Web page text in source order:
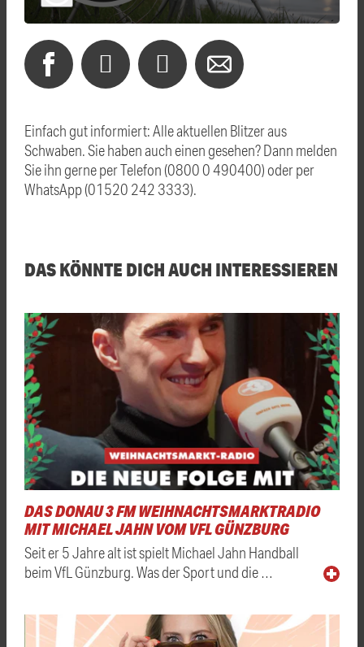
Einfach gut informiert: Alle aktuellen Blitzer aus
Schwaben. Sie haben auch einen gesehen? Dann melden
Sie ihn gerne per Telefon (0800 0 490400) oder per
WhatsApp (01520 242 3333).
DAS KÖNNTE DICH AUCH INTERESSIEREN
DAS DONAU 3 FM WEIHNACHTSMARKTRADIO
MIT MICHAEL JAHN VOM VFL GÜNZBURG
Seit er 5 Jahre alt ist spielt Michael Jahn Handball
beim VfL Günzburg. Was der Sport und die …